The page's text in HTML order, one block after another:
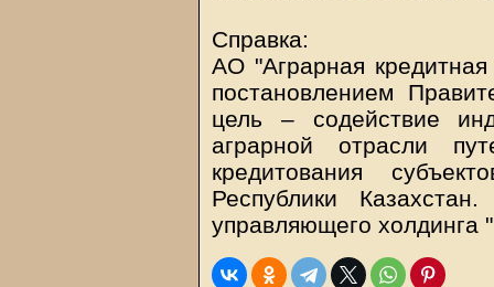
Справка:
АО "Аграрная
постановлением
цель – содействие
аграрной отрасли
кредитования
Республики
управляющего холдинга